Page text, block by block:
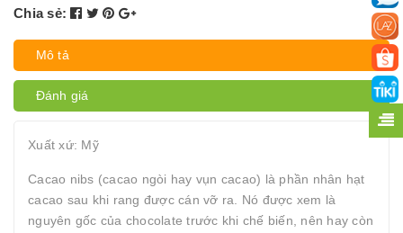
Chia sẻ:
Mô tả
Đánh giá
Xuất xứ: Mỹ
Cacao nibs (cacao ngòi hay vụn cacao) là phần nhân hạt
cacao sau khi rang được cán vỡ ra. Nó được xem là
nguyên gốc của chocolate trước khi chế biến, nên hay còn